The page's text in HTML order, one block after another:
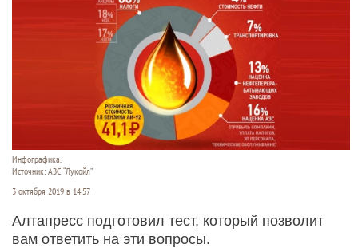
Инфографика.
Источник: АЗС “Лукойл”
3 октября 2019 в 14:57
Алтапресс подготовил тест, который позволит
вам ответить на эти вопросы.